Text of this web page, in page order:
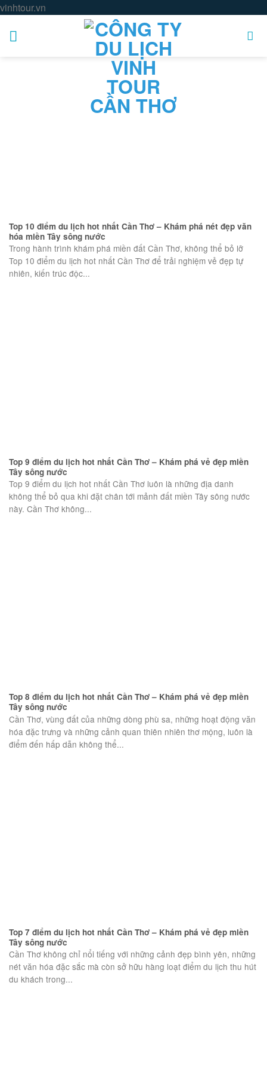
vinhtour.vn
Top 10 điểm du lịch hot nhất Cần Thơ – Khám phá nét đẹp văn
hóa miền Tây sông nước
Trong hành trình khám phá miền đất Cần Thơ, không thể bỏ lỡ
Top 10 điểm du lịch hot nhất Cần Thơ để trải nghiệm vẻ đẹp tự
nhiên, kiến trúc độc...
Top 9 điểm du lịch hot nhất Cần Thơ – Khám phá vẻ đẹp miền
Tây sông nước
Top 9 điểm du lịch hot nhất Cần Thơ luôn là những địa danh
không thể bỏ qua khi đặt chân tới mảnh đất miền Tây sông nước
này. Cần Thơ không...
Top 8 điểm du lịch hot nhất Cần Thơ – Khám phá vẻ đẹp miền
Tây sông nước
Cần Thơ, vùng đất của những dòng phù sa, những hoạt động văn
hóa đặc trưng và những cảnh quan thiên nhiên thơ mộng, luôn là
điểm đến hấp dẫn không thể...
Top 7 điểm du lịch hot nhất Cần Thơ – Khám phá vẻ đẹp miền
Tây sông nước
Cần Thơ không chỉ nổi tiếng với những cảnh đẹp bình yên, những
nét văn hóa đặc sắc mà còn sở hữu hàng loạt điểm du lịch thu hút
du khách trong...